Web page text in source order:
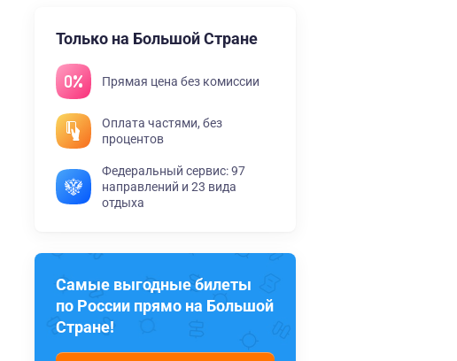
Только на Большой Стране
Прямая цена без комиссии
Оплата частями, без
процентов
Федеральный сервис: 97
направлений и 23 вида
отдыха
Самые выгодные билеты
по России прямо на Большой
Стране!